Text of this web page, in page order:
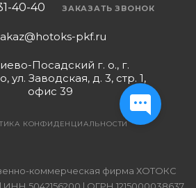
40-40 ЗАКАЗАТЬ ЗВОНОК
pkf.ru
Посадский г. о., г.
ул. Заводская, д. 3, стр. 1,
офис 39
КОНФИДЕНЦИАЛЬНОСТИ
коммерческая фирма ХОТОКС